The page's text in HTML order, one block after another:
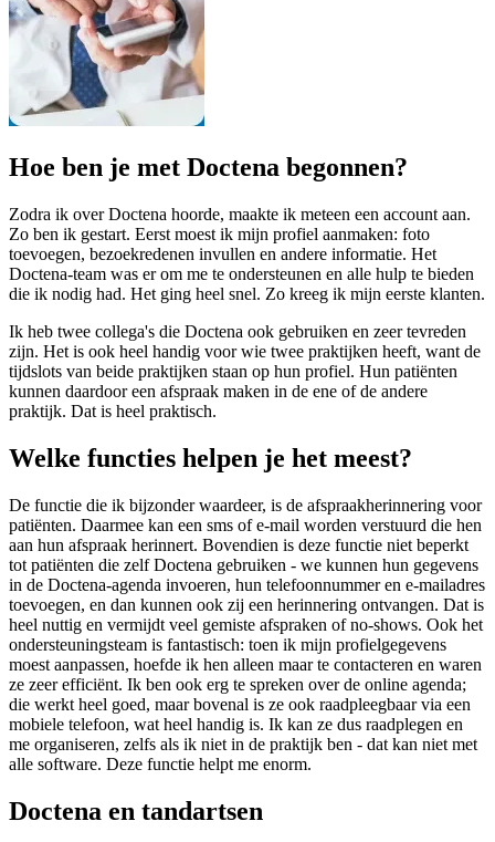
Hoe ben je met Doctena begonnen?
Zodra ik over Doctena hoorde, maakte ik meteen een account aan.
Zo ben ik gestart. Eerst moest ik mijn profiel aanmaken: foto
toevoegen, bezoekredenen invullen en andere informatie. Het
Doctena-team was er om me te ondersteunen en alle hulp te bieden
die ik nodig had. Het ging heel snel. Zo kreeg ik mijn eerste klanten.
Ik heb twee collega's die Doctena ook gebruiken en zeer tevreden
zijn. Het is ook heel handig voor wie twee praktijken heeft, want de
tijdslots van beide praktijken staan op hun profiel. Hun patiënten
kunnen daardoor een afspraak maken in de ene of de andere
praktijk. Dat is heel praktisch.
Welke functies helpen je het meest?
De functie die ik bijzonder waardeer, is de afspraakherinnering voor
patiënten. Daarmee kan een sms of e-mail worden verstuurd die hen
aan hun afspraak herinnert. Bovendien is deze functie niet beperkt
tot patiënten die zelf Doctena gebruiken - we kunnen hun gegevens
in de Doctena-agenda invoeren, hun telefoonnummer en e-mailadres
toevoegen, en dan kunnen ook zij een herinnering ontvangen. Dat is
heel nuttig en vermijdt veel gemiste afspraken of no-shows. Ook het
ondersteuningsteam is fantastisch: toen ik mijn profielgegevens
moest aanpassen, hoefde ik hen alleen maar te contacteren en waren
ze zeer efficiënt. Ik ben ook erg te spreken over de online agenda;
die werkt heel goed, maar bovenal is ze ook raadpleegbaar via een
mobiele telefoon, wat heel handig is. Ik kan ze dus raadplegen en
me organiseren, zelfs als ik niet in de praktijk ben - dat kan niet met
alle software. Deze functie helpt me enorm.
Doctena en tandartsen